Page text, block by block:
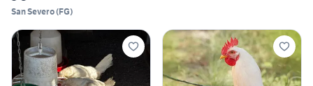
San Severo(FG)